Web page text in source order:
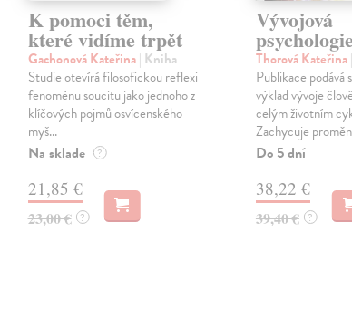
K pomoci těm,
které vidíme trpět
Gachonová Kateřina| Kniha
Studie otevírá filosofickou reflexi
fenoménu soucitu jako jednoho z
klíčových pojmů osvícenského
myš...
Na sklade ?
21,85 €
23,00 € ?
Vývojová
psychologie
Thorová Kateřina
Publikace podává
výklad vývoje
celým životním
Zachycuje
Do 5 dní
38,22 €
39,40 € ?